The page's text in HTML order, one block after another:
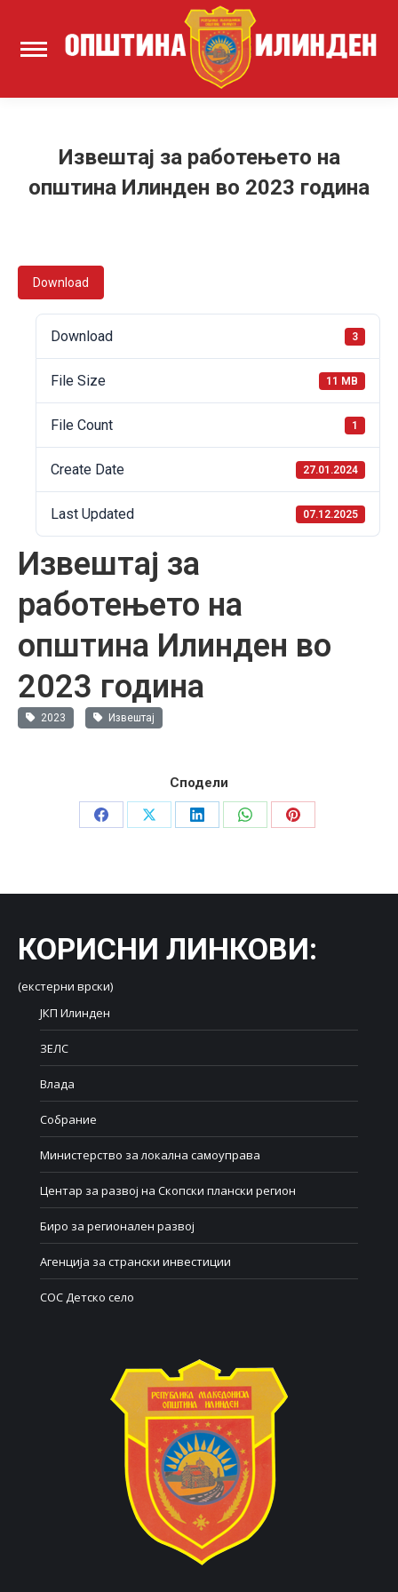
Извештај за работењето на
општина Илинден во 2023 година
Download
Download 3
File Size 11 MB
File Count 1
Create Date 27.01.2024
Last Updated 07.12.2025
Извештај за
работењето на
општина Илинден во
2023 година
2023 Извештај
Сподели
Share
Share
Share
Share
Share
КОРИСНИ ЛИНКОВИ:
(екстерни врски)
ЈКП Илинден
ЗЕЛС
Влада
Собрание
Министерство за локална самоуправа
Центар за развој на Скопски плански регион
Биро за регионален развој
Агенција за странски инвестиции
СОС Детско село